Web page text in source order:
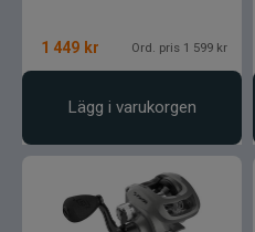
1 449 kr Ord. pris 1 599 kr
Lägg i varukorgen